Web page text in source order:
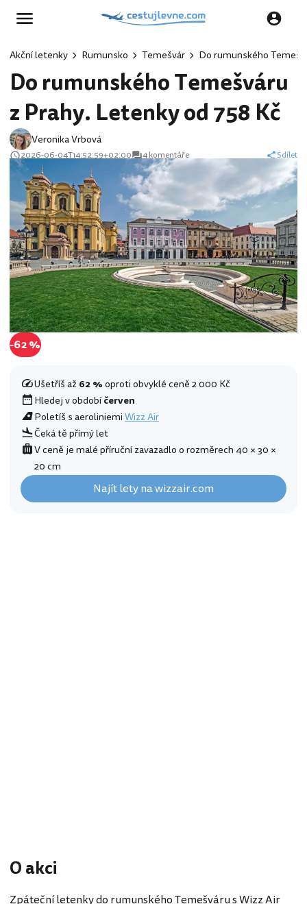
Akční letenky Rumunsko Temešvár Do rumunského
Do rumunského Temešváru
z Prahy. Letenky od 758 Kč
Veronika Vrbová
2026-06-04T14:52:59+02:00 4 komentáře Sdílet
-62 %
Ušetříš až62 %oproti obvyklé ceně 2 000 Kč
Hledej v obdobíčerven
Poletíš s aeroliniemiWizz Air
Čeká tě přímý let
V ceně je malé příruční zavazadlo o rozměrech 40 × 30 ×
20 cm
Najít lety na wizzair.com
O akci
Zpáteční letenky do rumunského Temešváru s Wizz Air